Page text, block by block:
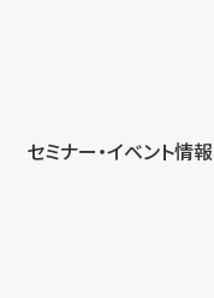
セミナー・イベント情報